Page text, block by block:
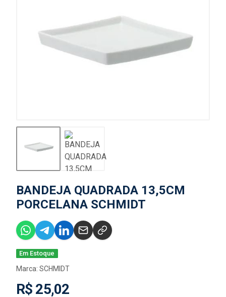
BANDEJA QUADRADA 13,5CM
PORCELANA SCHMIDT
Em Estoque
Marca: SCHMIDT
R$ 25,02